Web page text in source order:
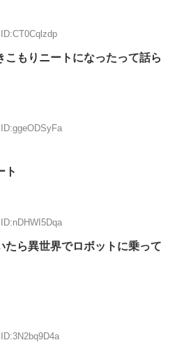
こもりニートになったって話ら
ト
たら異世界でロボットに乗って